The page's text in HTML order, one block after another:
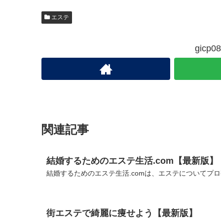
エステ
関連記事
結婚するためのエステ生活.com【最新版】
結婚するためのエステ生活.comは、エステについて
街エステで綺麗に痩せよう【最新版】